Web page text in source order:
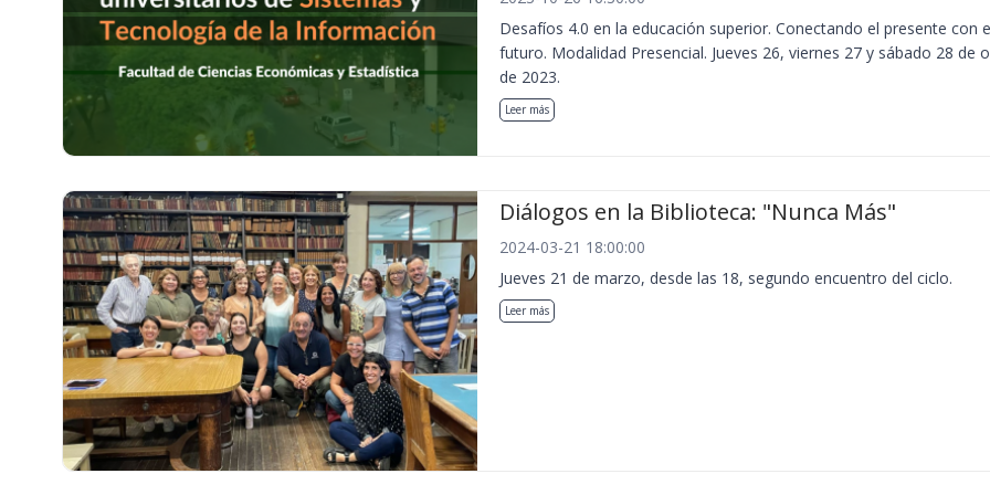
Desafíos 4.0 en la educación superior. Conectando el presente con
futuro. Modalidad Presencial. Jueves 26, viernes 27 y sábado 28 de
de 2023.
Leer más
Diálogos en la Biblioteca: "Nunca Más"
2024-03-21 18:00:00
Jueves 21 de marzo, desde las 18, segundo encuentro del ciclo.
Leer más